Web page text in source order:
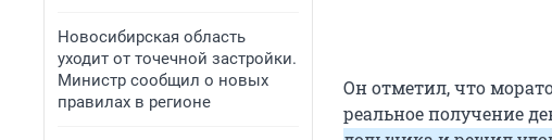
Новосибирская область
уходит от точечной застройки.
Министр сообщил о новых
правилах в регионе
Он отметил, что
реальное получение